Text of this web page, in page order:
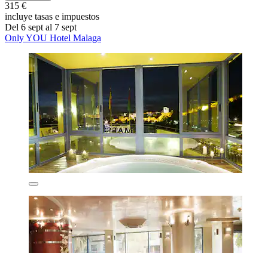
315 €
incluye tasas e impuestos
Del 6 sept al 7 sept
Only YOU Hotel Malaga